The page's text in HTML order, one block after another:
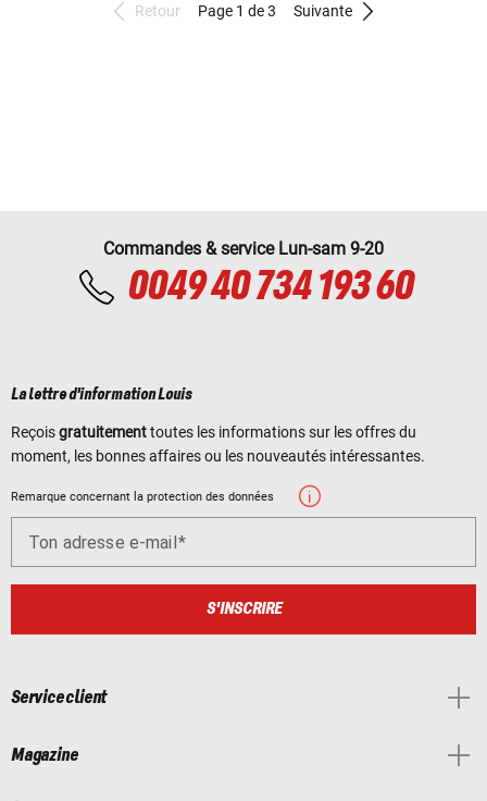
Retour Page 1 de 3 Suivante
Commandes & service Lun-sam 9-20
0049 40 734 193 60
La lettre d'information Louis
Reçoisgratuitementtoutes les informations sur les offres du
moment, les bonnes affaires ou les nouveautés intéressantes.
Remarque concernant la protection des données
Ton adresse e-mail
S'INSCRIRE
Service client
Magazine